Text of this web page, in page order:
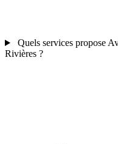
Quels services propose
Rivières ?